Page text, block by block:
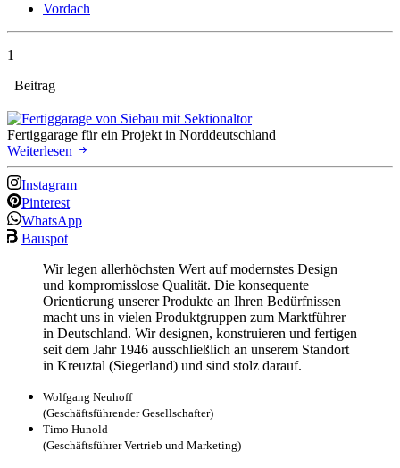
Vordach
1
Beitrag
Fertiggarage für ein Projekt in Norddeutschland
Weiterlesen
Instagram
Pinterest
WhatsApp
Bauspot
Wir legen allerhöchsten Wert auf modernstes Design
und kompromisslose Qualität. Die konsequente
Orientierung unserer Produkte an Ihren Bedürfnissen
macht uns in vielen Produktgruppen zum Marktführer
in Deutschland. Wir designen, konstruieren und fertigen
seit dem Jahr 1946 ausschließlich an unserem Standort
in Kreuztal (Siegerland) und sind stolz darauf.
Wolfgang Neuhoff
(Geschäftsführender Gesellschafter)
Timo Hunold
(Geschäftsführer Vertrieb und Marketing)